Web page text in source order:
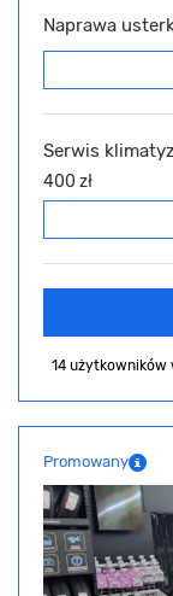
Naprawa
Serwis
400 zł
14 użytkowników
Promowany